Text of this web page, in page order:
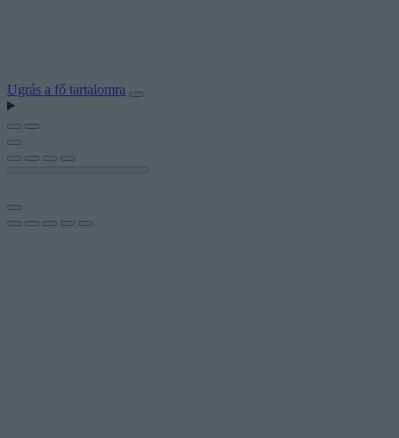
Ugrás a fő tartalomra